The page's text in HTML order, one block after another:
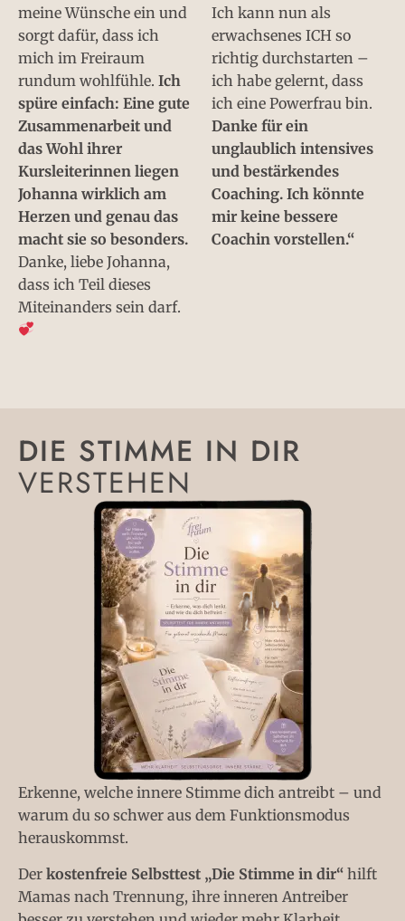
meine Wünsche ein und
sorgt dafür, dass ich
mich im Freiraum
rundum wohlfühle. Ich
spüre einfach: Eine gute
Zusammenarbeit und
das Wohl ihrer
Kursleiterinnen liegen
Johanna wirklich am
Herzen und genau das
macht sie so besonders.
Danke, liebe Johanna,
dass ich Teil dieses
Miteinanders sein darf.
Ich kann nun als
erwachsenes ICH so
richtig durchstarten –
ich habe gelernt, dass
ich eine Powerfrau bin.
Danke für ein
unglaublich intensives
und bestärkendes
Coaching. Ich könnte
mir keine bessere
Coachin vorstellen.“
DIE STIMME IN DIR
VERSTEHEN
Erkenne, welche innere Stimme dich antreibt – und
warum du so schwer aus dem Funktionsmodus
herauskommst.
Der kostenfreie Selbsttest „Die Stimme in dir“ hilft
Mamas nach Trennung, ihre inneren Antreiber